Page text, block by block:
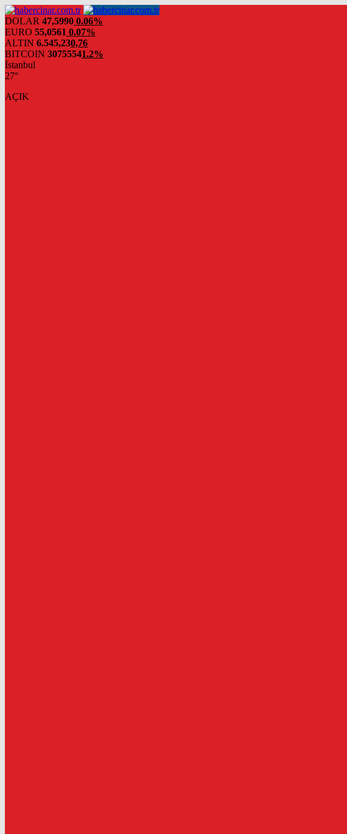
DOLAR 47,5990 0.06%
EURO 55,0561 0.07%
ALTIN 6.545,230,76
BITCOIN 30755541.2%
İstanbul
27°
AÇIK